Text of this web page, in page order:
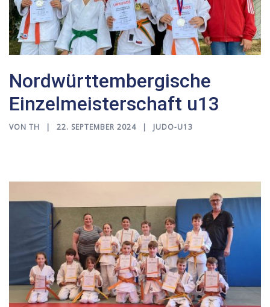
Nordwürttembergische
Einzelmeisterschaft u13
VON TH 22. SEPTEMBER 2024 JUDO-U13